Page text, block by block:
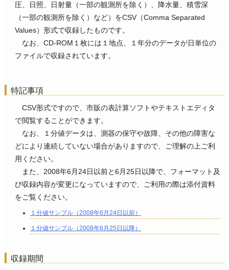
圧、日照、日射量（一部の観測所を除く）、降水量、積雪深
（一部の観測所を除く）など）をCSV（Comma Separated
Values）形式で収録したものです。
なお、CD-ROM１枚には１地点、１年分のデータが日単位の
ファイルで収録されています。
特記事項
CSV形式ですので、市販の表計算ソフトやテキストエディタ
で閲覧することができます。
なお、１分値データは、測器の保守や故障、その他の障害な
どにより連続していない場合がありますので、ご理解の上ご利
用ください。
また、2008年6月24日以前と6月25日以降で、フォーマット及
び収録内容が変更になっていますので、ご利用の際は添付資料
をご覧ください。
１分値サンプル（2008年6月24日以前）
１分値サンプル（2008年6月25日以降）
収録期間